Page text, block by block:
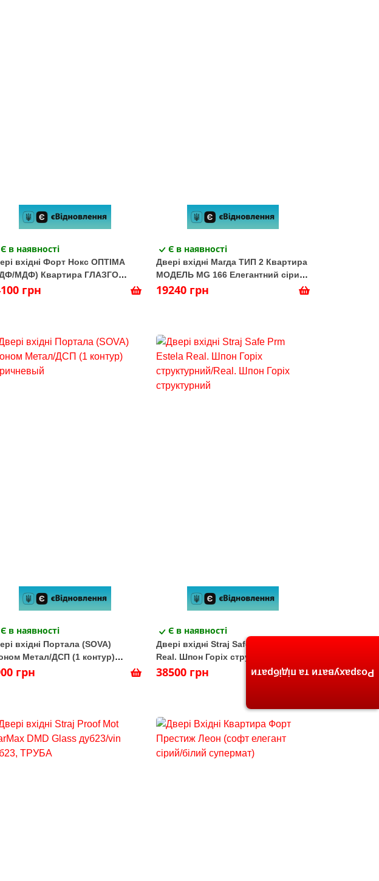
Є в наявності
вхідні Форт Нокс ОПТІМА
МДФ) Квартира ГЛАЗГО
темний/Оксид світлий
грн
Є в наявності
Двері вхідні Магда ТИП 2 Квартира
МОДЕЛЬ MG 166 Елегантний сірий/
Супермат білий
19240 грн
Є в наявності
вхідні Портала (SOVA)
Метал/ДСП (1 контур)
грн
Є в наявності
Двері вхідні Straj Safe Prm Estela
Real. Шпон Горіх структурний/Real.
Шпон Горіх структурний
38500 грн Розрахувати та підібрати